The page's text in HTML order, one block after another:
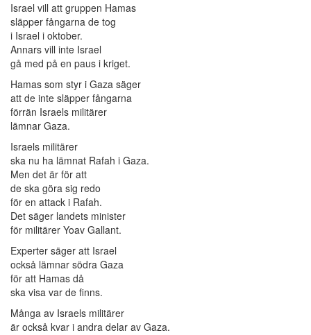
Israel vill att gruppen Hamas
släpper fångarna de tog
i Israel i oktober.
Annars vill inte Israel
gå med på en paus i kriget.
Hamas som styr i Gaza säger
att de inte släpper fångarna
förrän Israels militärer
lämnar Gaza.
Israels militärer
ska nu ha lämnat Rafah i Gaza.
Men det är för att
de ska göra sig redo
för en attack i Rafah.
Det säger landets minister
för militärer Yoav Gallant.
Experter säger att Israel
också lämnar södra Gaza
för att Hamas då
ska visa var de finns.
Många av Israels militärer
är också kvar i andra delar av Gaza.